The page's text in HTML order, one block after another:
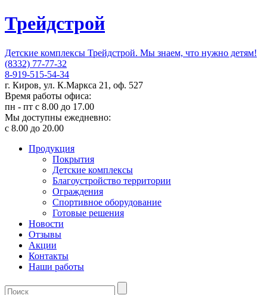
Трейдстрой
Детские комплексы Трейдстрой. Мы знаем, что нужно детям!
(8332) 77-77-32
8-919-515-54-34
г. Киров, ул. К.Маркса 21, оф. 527
Время работы офиса:
пн - пт с 8.00 до 17.00
Мы доступны ежедневно:
с 8.00 до 20.00
Продукция
Покрытия
Детские комплексы
Благоустройство территории
Ограждения
Спортивное оборудование
Готовые решения
Новости
Отзывы
Акции
Контакты
Наши работы